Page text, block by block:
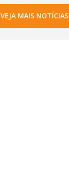
VEJA MAIS NOTÍCIAS